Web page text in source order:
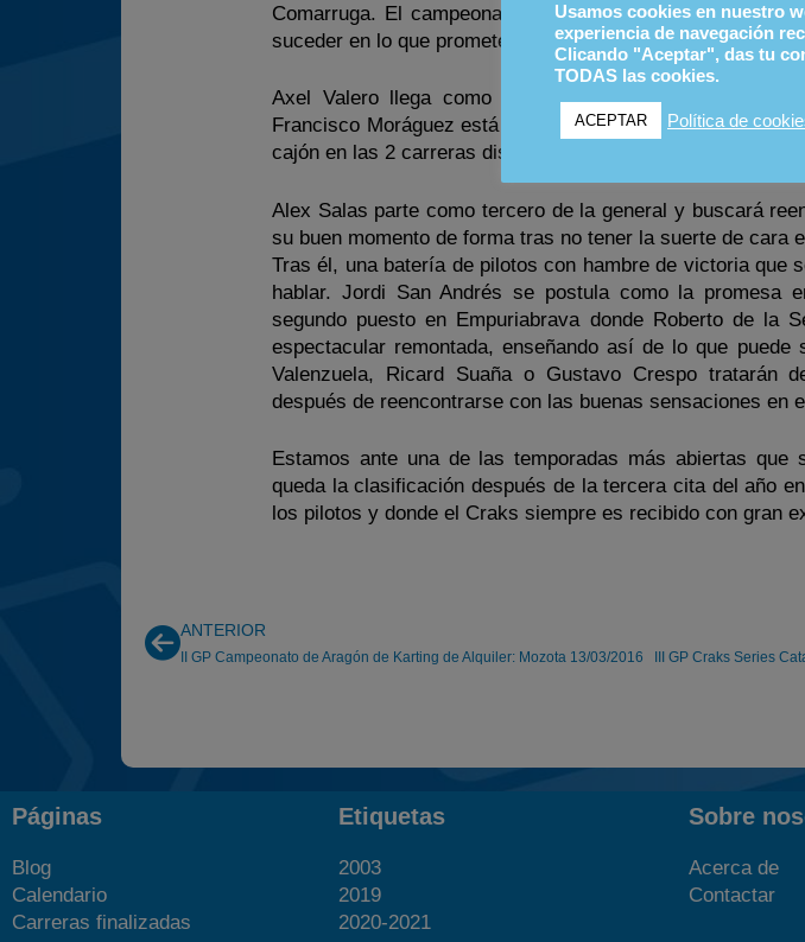
Comarruga. El campeonato está muy abierto y con
suceder en lo que promete ser una apasionante jornada de
Axel Valero llega como líder haciendo valer su
Francisco Moráguez está al acecho a muy poca
cajón en las 2 carreras disputadas hasta ahora.
Alex Salas parte como tercero de la general y buscará
su buen momento de forma tras no tener la suerte de cara
Tras él, una batería de pilotos con hambre de victoria que
hablar. Jordi San Andrés se postula como la promesa
segundo puesto en Empuriabrava donde Roberto de la
espectacular remontada, enseñando así de lo que
Valenzuela, Ricard Suaña o Gustavo Crespo tratarán
después de reencontrarse con las buenas sensaciones en
Estamos ante una de las temporadas más abiertas que
queda la clasificación después de la tercera cita del año
los pilotos y donde el Craks siempre es recibido con gran
ANTERIOR
II GP Campeonato de Aragón de Karting de Alquiler: Mozota 13/03/2016 III GP Craks Series
Páginas
Blog
Calendario
Carreras finalizadas
Etiquetas
2003
2019
2020-2021
Sobre
Acerca de
Contactar
Usamos cookies en nuestro
experiencia de navegación
Clicando "Aceptar", das tu
TODAS las cookies.
ACEPTAR Política de